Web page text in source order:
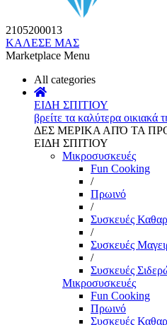
2105200013
ΚΑΛΕΣΕ ΜΑΣ
Marketplace Menu
All categories
ΕΙΔΗ ΣΠΙΤΙΟΥ
βρείτε τα καλύτερα οικιακά
ΔΕΣ ΜΕΡΙΚΑ ΑΠΌ ΤΑ
ΕΙΔΗ ΣΠΙΤΙΟΥ
Μικροσυσκευές
Fun Cooking
/
Πρωινό
/
Συσκευές
/
Συσκευές
/
Συσκευές
Μικροσυσκευές
Fun Cooking
Πρωινό
Συσκευές